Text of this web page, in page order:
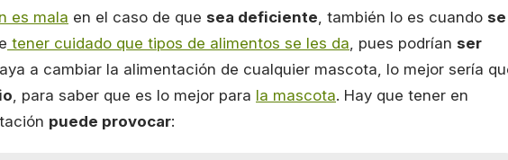
es mala en el caso de que sea deficiente , también lo es cuando se
tener cuidado que tipos de alimentos se les da , pues podrían ser
a cambiar la alimentación de cualquier mascota, lo mejor sería
, para saber que es lo mejor para la mascota. Hay que tener en
puede provocar: